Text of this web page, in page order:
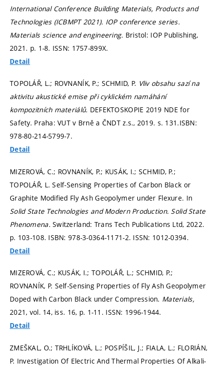
International Conference Building Materials, Products and
Technologies (ICBMPT 2021). IOP conference series.
Materials science and engineering. Bristol: IOP Publishing,
2021. p. 1-8. ISSN: 1757-899X.
Detail
TOPOLÁŘ, L.; ROVNANÍK, P.; SCHMID, P. Vliv obsahu sazí na
aktivitu akustické emise při cyklickém namáhání
kompozitních materiálů. DEFEKTOSKOPIE 2019 NDE for
Safety. Praha: VUT v Brně a ČNDT z.s., 2019. s. 131.ISBN:
978-80-214-5799-7.
Detail
MIZEROVÁ, C.; ROVNANÍK, P.; KUSÁK, I.; SCHMID, P.;
TOPOLÁŘ, L. Self-Sensing Properties of Carbon Black or
Graphite Modified Fly Ash Geopolymer under Flexure. In
Solid State Technologies and Modern Production. Solid State
Phenomena.Switzerland: Trans Tech Publications Ltd, 2022.
p. 103-108. ISBN: 978-3-0364-1171-2. ISSN: 1012-0394.
Detail
MIZEROVÁ, C.; KUSÁK, I.; TOPOLÁŘ, L.; SCHMID, P.;
ROVNANÍK, P. Self-Sensing Properties of Fly Ash Geopolymer
Doped with Carbon Black under Compression. Materials,
2021, vol. 14, iss. 16, p. 1-11. ISSN: 1996-1944.
Detail
ZMEŠKAL, O.; TRHLÍKOVÁ, L.; POSPÍŠIL, J.; FIALA, L.; FLORIÁN,
P. Investigation Of Electric And Thermal Properties Of Alkali-